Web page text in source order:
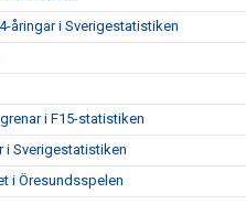
åringar i Sverigestatistiken
i F15-statistiken
i Sverigestatistiken
i Öresundsspelen